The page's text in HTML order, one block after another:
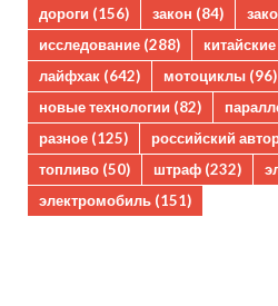
дороги (156) закон (84)
исследование (288)
лайфхак (642) мотоциклы (96)
новые технологии (82)
разное (125) российский
топливо (50) штраф (232)
электромобиль (151)